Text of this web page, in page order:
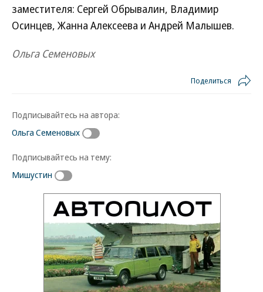
заместителя: Сергей Обрывалин, Владимир
Осинцев, Жанна Алексеева и Андрей Малышев.
Ольга Семеновых
Поделиться
Подписывайтесь на автора:
Ольга Семеновых
Подписывайтесь на тему:
Мишустин